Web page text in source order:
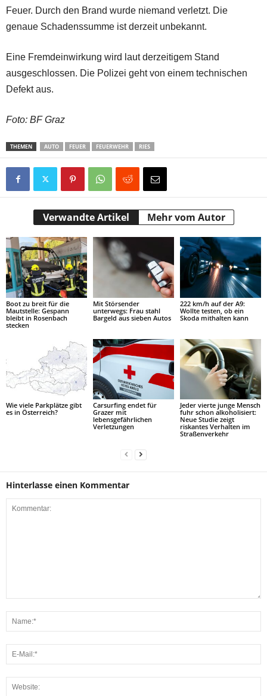
Feuer. Durch den Brand wurde niemand verletzt. Die
genaue Schadenssumme ist derzeit unbekannt.
Eine Fremdeinwirkung wird laut derzeitigem Stand
ausgeschlossen. Die Polizei geht von einem technischen
Defekt aus.
Foto: BF Graz
THEMEN AUTO FEUER FEUERWEHR RIES
Verwandte Artikel Mehr vom Autor
Boot zu breit für die
Mautstelle: Gespann
bleibt in Rosenbach
stecken
Mit Störsender
unterwegs: Frau stahl
Bargeld aus sieben Autos
222 km/h auf der A9:
Wollte testen, ob ein
Skoda mithalten kann
Wie viele Parkplätze gibt
es in Österreich?
Carsurfing endet für
Grazer mit
lebensgefährlichen
Verletzungen
Jeder vierte junge Mensch
fuhr schon alkoholisiert:
Neue Studie zeigt
riskantes Verhalten im
Straßenverkehr
Hinterlasse einen Kommentar